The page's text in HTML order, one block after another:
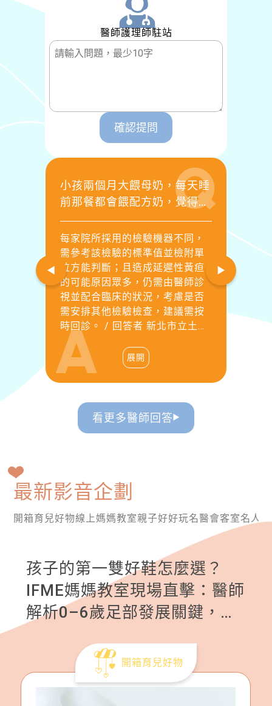
articles/17490
小孩兩個月大餵母奶，每天睡
前那餐都會餵配方奶，覺得皮
膚微黃，今回診打疫苗醫生抽
血報告如下，醫生這是代表肝
有問題嗎？需要馬上回診？因
為醫生要到禮拜一晚上才有診
Total Bilirubin：3.000S-
GPT(ALT)：56.000S-
GOT(AST)：40.000直接膽紅
素：0.800
Lymph:72.000W.B.C10.590
每家院所採用的檢驗機器不同，
需參考該檢驗的標準值並檢附單
位方能判斷；且造成延遲性黃疸
的可能原因眾多，仍需由醫師診
視並配合臨床的狀況，考慮是否
需安排其他檢驗檢查，建議需按
時回診。 / 回答者 新北市立土城
醫院兒童內科（胃腸肝膽科）主
治醫師賴宏香
展開
醫師護理師駐站
確認提問
看更多醫師回答
最新影音企劃
開箱育兒好物線上媽媽教室親子好好玩名醫會客室名人
孩子的第一雙好鞋怎麼選？
IFME媽媽教室現場直擊：醫師
解析0–6歲足部發展關鍵，爸
開箱育兒好物